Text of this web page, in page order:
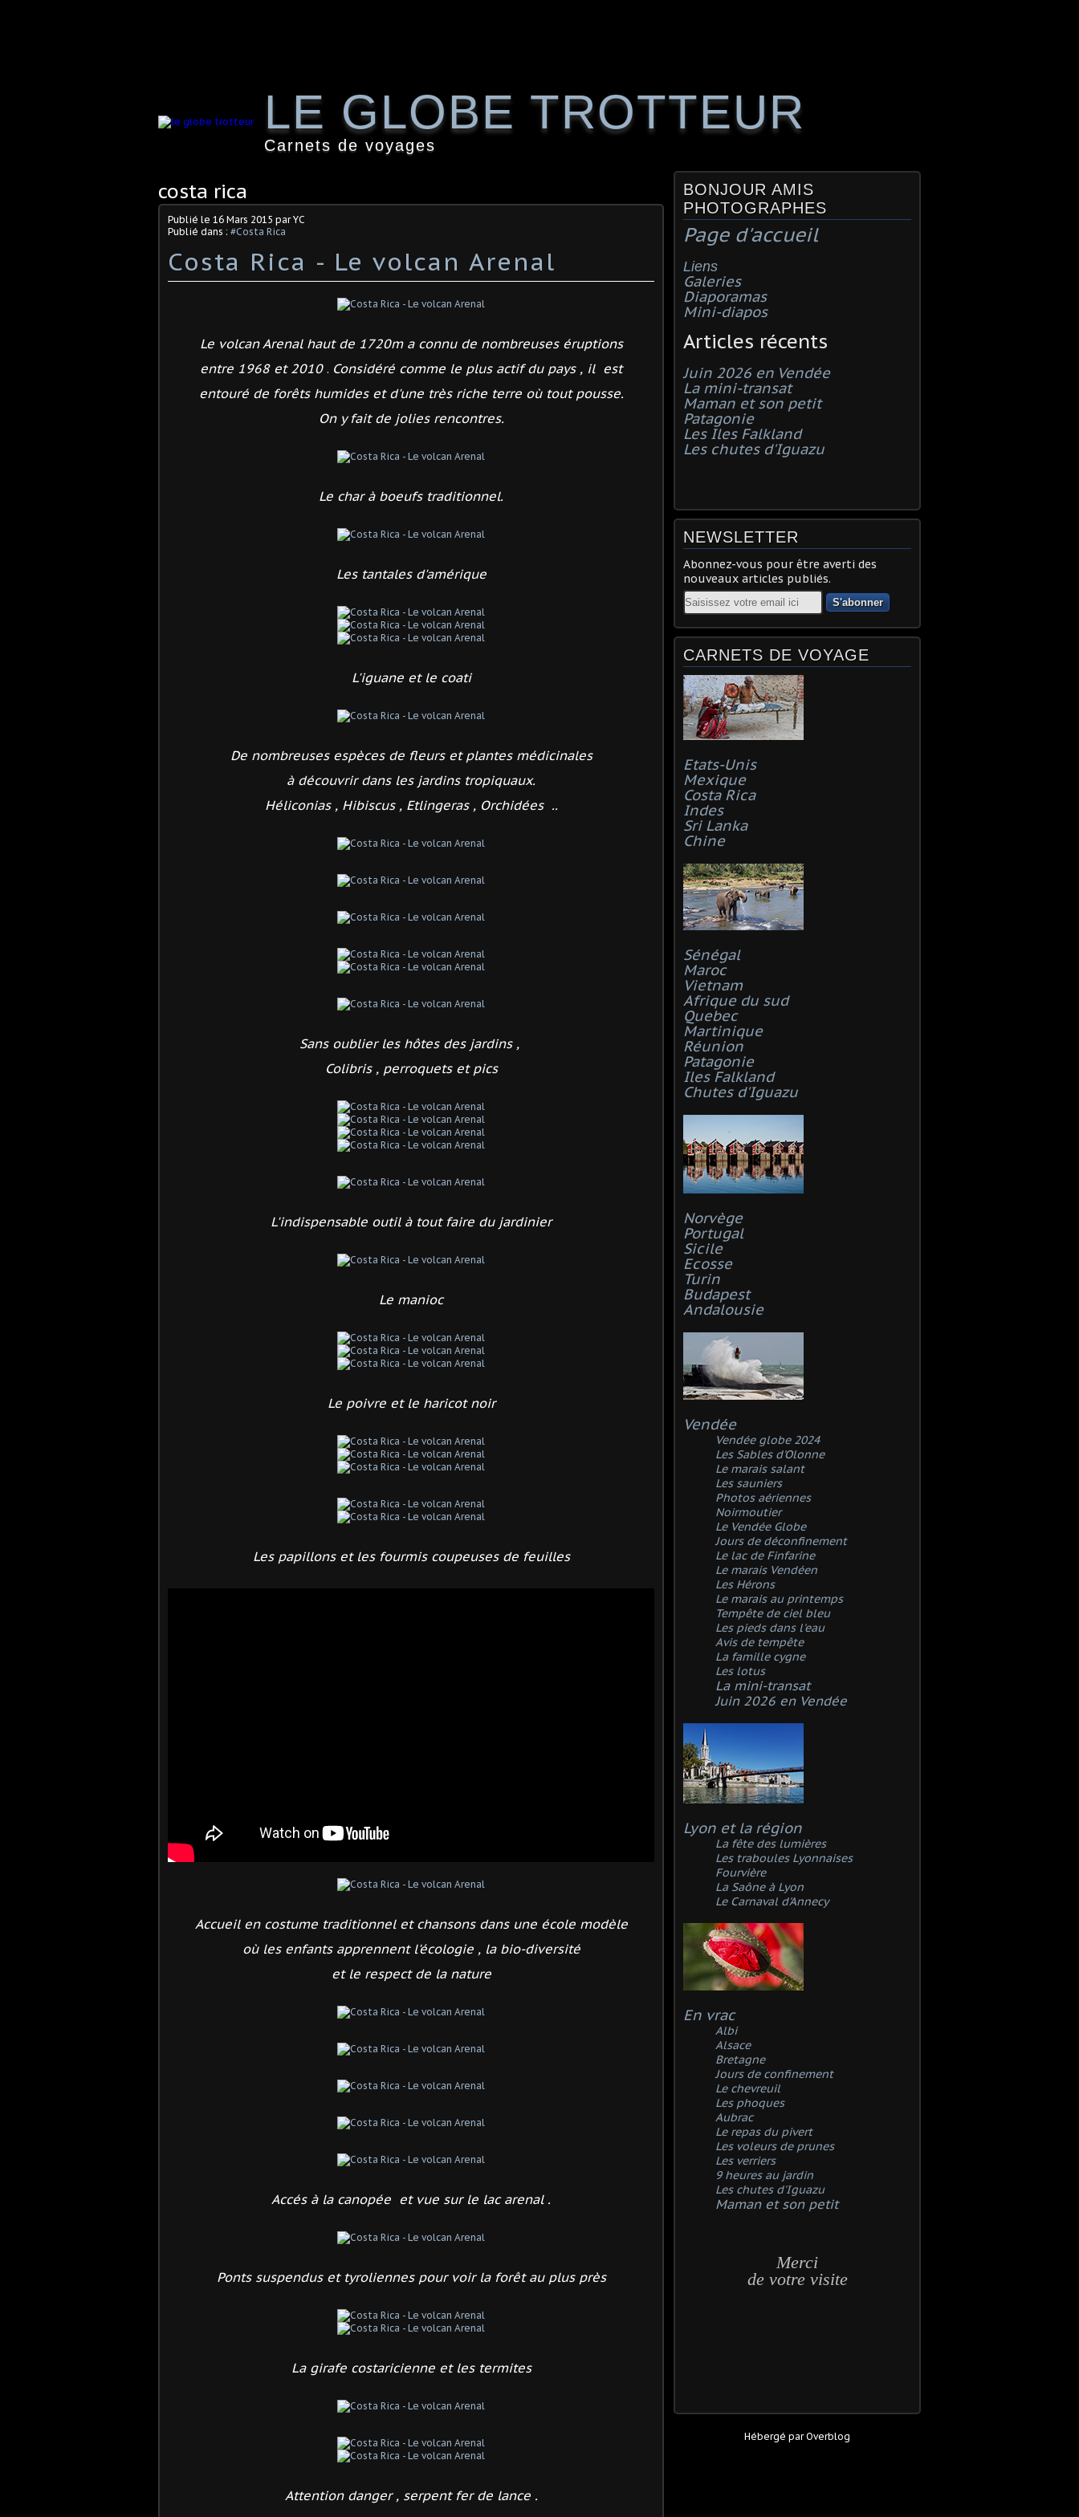
LE GLOBE TROTTEUR
Carnets de voyages
costa rica
Publié le 16 Mars 2015 par YC
Publié dans : #Costa Rica
Costa Rica - Le volcan Arenal
Le volcan Arenal haut de 1720ma connu denombreuses éruptions
entre 1968 et 2010 . Considéré comme le plus actif du pays , il est
entouré de forêts humideset d'une très riche terre où tout pousse.
On y fait de jolies rencontres.
Le char à boeufs traditionnel.
Les tantales d'amérique
L'iguane et le coati
De nombreuses espèces de fleurs et plantes médicinales
à découvrir dans les jardins tropiquaux.
Héliconias , Hibiscus , Etlingeras , Orchidées ..
Sans oublier les hôtes des jardins ,
Colibris , perroquets et pics
L'indispensable outil à tout faire du jardinier
Le manioc
Le poivre et le haricot noir
Les papillons et les fourmis coupeuses de feuilles
Accueil en costume traditionnel et chansons dans une école modèle
où les enfants apprennent l'écologie , la bio-diversité
et le respect de la nature
Accés à la canopée et vue sur le lac arenal .
Ponts suspendus et tyroliennes pour voir la forêt au plus près
La girafe costaricienneet les termites
Attention danger , serpent fer de lance .
BONJOUR AMIS
PHOTOGRAPHES
Page d'accueil
Liens
Galeries
Diaporamas
Mini-diapos
Articles récents
Juin 2026 en Vendée
La mini-transat
Maman et son petit
Patagonie
Les Iles Falkland
Les chutes d'Iguazu
NEWSLETTER
Abonnez-vous pour être averti des
nouveaux articles publiés.
Email
CARNETS DE VOYAGE
Etats-Unis
Mexique
Costa Rica
Indes
Sri Lanka
Chine
Sénégal
Maroc
Vietnam
Afrique du sud
Quebec
Martinique
Réunion
Patagonie
Iles Falkland
Chutes d'Iguazu
Norvège
Portugal
Sicile
Ecosse
Turin
Budapest
Andalousie
Vendée
Vendée globe 2024
Les Sables d'Olonne
Le marais salant
Les sauniers
Photos aériennes
Noirmoutier
Le Vendée Globe
Jours de déconfinement
Le lac de Finfarine
Le marais Vendéen
Les Hérons
Le marais au printemps
Tempête de ciel bleu
Les pieds dans l'eau
Avis de tempête
La famille cygne
Les lotus
La mini-transat
Juin 2026 en Vendée
Lyon et la région
La fête des lumières
Les traboules Lyonnaises
Fourvière
La Saône à Lyon
Le Carnaval d'Annecy
En vrac
Albi
Alsace
Bretagne
Jours de confinement
Le chevreuil
Les phoques
Aubrac
Le repas du pivert
Les voleurs de prunes
Les verriers
9 heures au jardin
Les chutes d'Iguazu
Maman et son petit
Merci
de votre visite
Hébergé parOverblog